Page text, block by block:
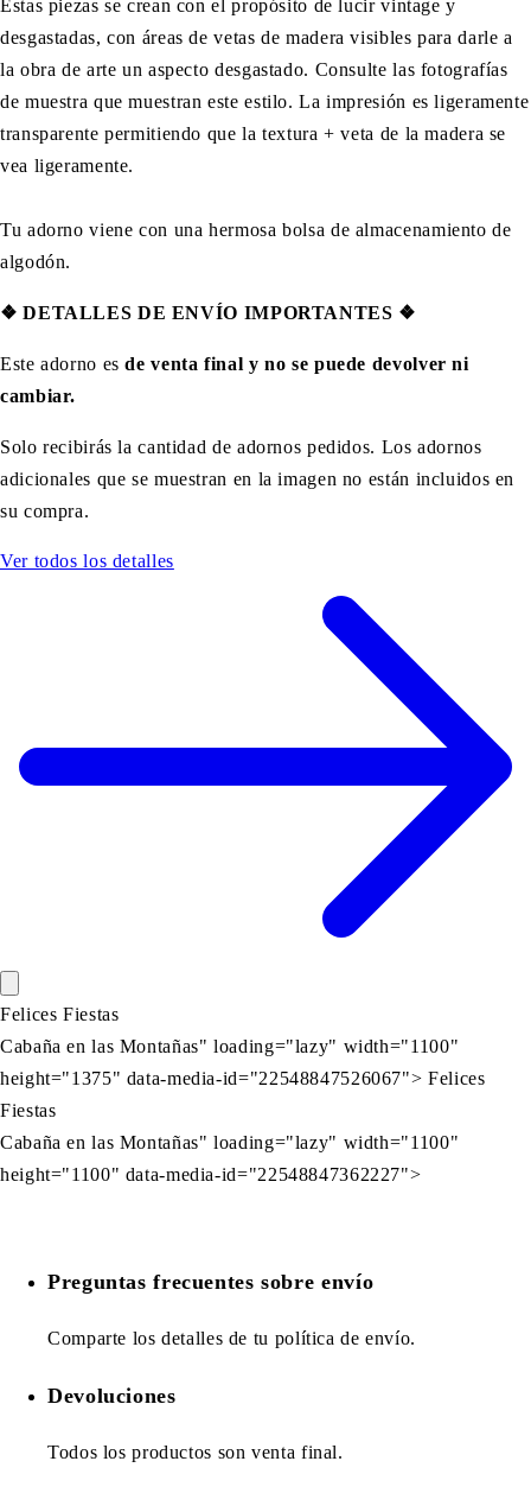
Estas piezas se crean con el propósito de lucir vintage y
desgastadas, con áreas de vetas de madera visibles para darle a
la obra de arte un aspecto desgastado. Consulte las fotografías
de muestra que muestran este estilo. La impresión es ligeramente
transparente permitiendo que la textura + veta de la madera se
vea ligeramente.
Tu adorno viene con una hermosa bolsa de almacenamiento de
algodón.
❖ DETALLES DE ENVÍO IMPORTANTES ❖
Este adorno esde venta final y no se puede devolver ni
cambiar.
Solo recibirás la cantidad de adornos pedidos. Los adornos
adicionales que se muestran en la imagen no están incluidos en
su compra.
Ver todos los detalles
Felices Fiestas
Cabaña en las Montañas" loading="lazy" width="1100"
height="1375" data-media-id="22548847526067"> Felices
Fiestas
Cabaña en las Montañas" loading="lazy" width="1100"
height="1100" data-media-id="22548847362227">
Preguntas frecuentes sobre envío
Comparte los detalles de tu política de envío.
Devoluciones
Todos los productos son venta final.